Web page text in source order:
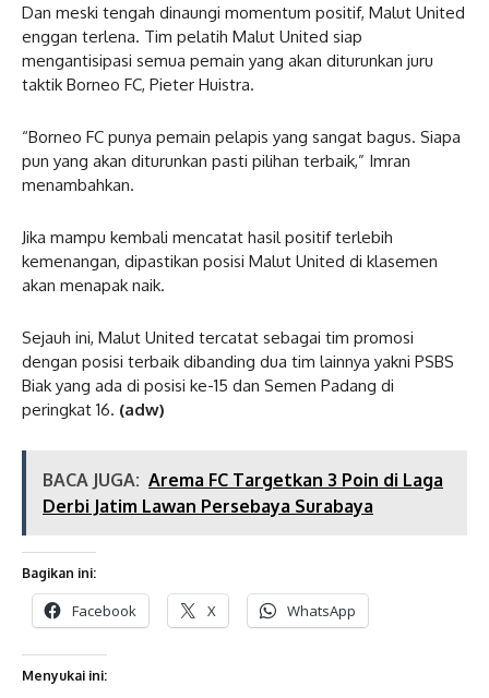
Dan meski tengah dinaungi momentum positif, Malut United
enggan terlena. Tim pelatih Malut United siap
mengantisipasi semua pemain yang akan diturunkan juru
taktik Borneo FC, Pieter Huistra.
“Borneo FC punya pemain pelapis yang sangat bagus. Siapa
pun yang akan diturunkan pasti pilihan terbaik,” Imran
menambahkan.
Jika mampu kembali mencatat hasil positif terlebih
kemenangan, dipastikan posisi Malut United di klasemen
akan menapak naik.
Sejauh ini, Malut United tercatat sebagai tim promosi
dengan posisi terbaik dibanding dua tim lainnya yakni PSBS
Biak yang ada di posisi ke-15 dan Semen Padang di
peringkat 16. (adw)
BACA JUGA: Arema FC Targetkan 3 Poin di Laga
Derbi Jatim Lawan Persebaya Surabaya
Bagikan ini:
Facebook X WhatsApp
Menyukai ini: